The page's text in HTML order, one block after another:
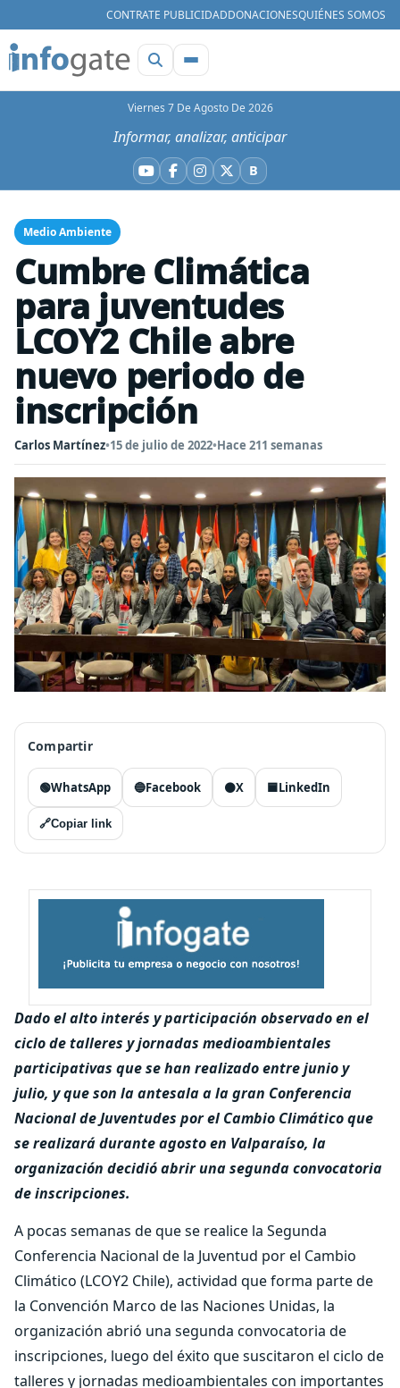
CONTRATE PUBLICIDADDONACIONESQUIÉNES SOMOS
Viernes 7 De Agosto De 2026
Informar, analizar, anticipar
YouTube
Facebook
Instagram
X BBluesky
Medio Ambiente
Cumbre Climática
para juventudes
LCOY2 Chile abre
nuevo periodo de
inscripción
Carlos Martínez•15 de julio de 2022•Hace 211 semanas
Compartir
🟢WhatsApp 🔵Facebook ⚫X 🟦LinkedIn
🔗Copiar link
Dado el alto interés y participación observado en el
ciclo de talleres y jornadas medioambientales
participativas que se han realizado entre junio y
julio, y que son la antesala a la gran Conferencia
Nacional de Juventudes por el Cambio Climático que
se realizará durante agosto en Valparaíso, la
organización decidió abrir una segunda convocatoria
de inscripciones.
A pocas semanas de que se realice la Segunda
Conferencia Nacional de la Juventud por el Cambio
Climático (LCOY2 Chile), actividad que forma parte de
la Convención Marco de las Naciones Unidas, la
organización abrió una segunda convocatoria de
inscripciones, luego del éxito que suscitaron el ciclo de
talleres y jornadas medioambientales con importantes